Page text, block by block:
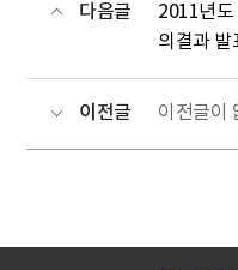
다음글
2011년도
의결과 발
이전글 이전글이